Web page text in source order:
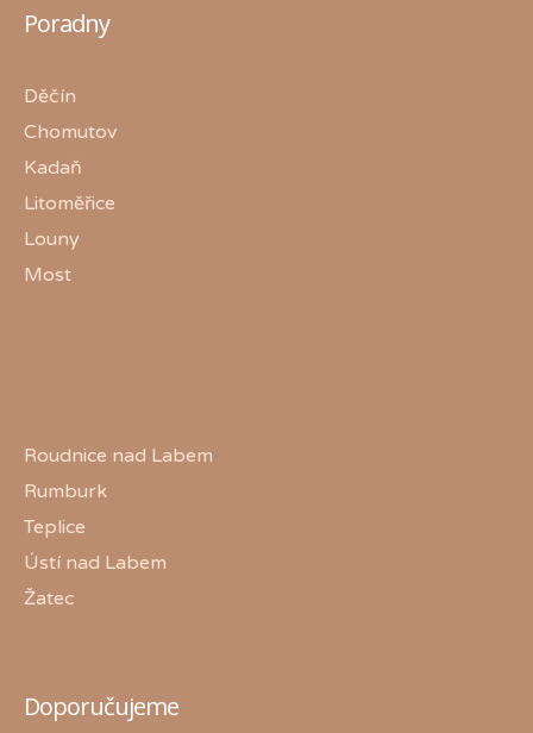
Poradny
Děčín
Chomutov
Kadaň
Litoměřice
Louny
Most
Roudnice nad Labem
Rumburk
Teplice
Ústí nad Labem
Žatec
Doporučujeme